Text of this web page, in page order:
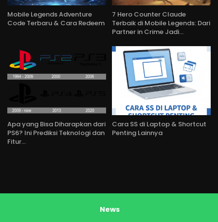
Mobile Legends Adventure
Code Terbaru & Cara Redeem
7 Hero Counter Claude
Terbaik di Mobile Legends: Dari
Partner in Crime Jadi…
Apa yang Bisa Diharapkan dari
PS6? Ini Prediksi Teknologi dan
Fitur…
Cara SS di Laptop & Shortcut
Penting Lainnya
News